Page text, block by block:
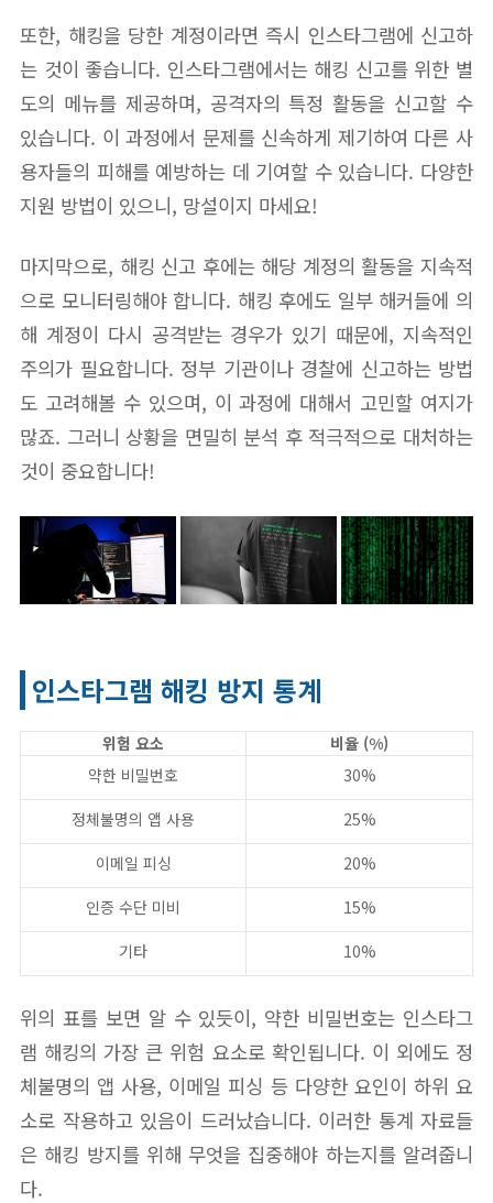
또한, 해킹을 당한 계정이라면 즉시 인스타그램에 신고하
는 것이 좋습니다. 인스타그램에서는 해킹 신고를 위한 별
도의 메뉴를 제공하며, 공격자의 특정 활동을 신고할 수
있습니다. 이 과정에서 문제를 신속하게 제기하여 다른 사
용자들의 피해를 예방하는 데 기여할 수 있습니다. 다양한
지원 방법이 있으니, 망설이지 마세요!
마지막으로, 해킹 신고 후에는 해당 계정의 활동을 지속적
으로 모니터링해야 합니다. 해킹 후에도 일부 해커들에 의
해 계정이 다시 공격받는 경우가 있기 때문에, 지속적인
주의가 필요합니다. 정부 기관이나 경찰에 신고하는 방법
도 고려해볼 수 있으며, 이 과정에 대해서 고민할 여지가
많죠. 그러니 상황을 면밀히 분석 후 적극적으로 대처하는
것이 중요합니다!
인스타그램 해킹 방지 통계
위험 요소
비율 (%)
약한 비밀번호
30%
정체불명의 앱 사용
25%
이메일 피싱
20%
인증 수단 미비
15%
기타
10%
위의 표를 보면 알 수 있듯이, 약한 비밀번호는 인스타그
램 해킹의 가장 큰 위험 요소로 확인됩니다. 이 외에도 정
체불명의 앱 사용, 이메일 피싱 등 다양한 요인이 하위 요
소로 작용하고 있음이 드러났습니다. 이러한 통계 자료들
은 해킹 방지를 위해 무엇을 집중해야 하는지를 알려줍니
다.